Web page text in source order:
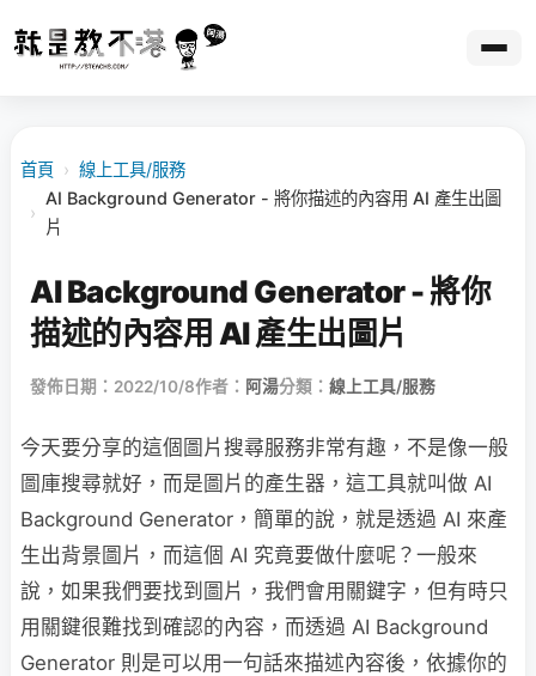
首頁 › 線上工具/服務
›
AI Background Generator - 將你描述的內容用 AI 產生出圖
片
AI Background Generator - 將你
描述的內容用 AI 產生出圖片
發佈日期：2022/10/8作者： 阿湯分類： 線上工具/服務
今天要分享的這個圖片搜尋服務非常有趣，不是像一般
圖庫搜尋就好，而是圖片的產生器，這工具就叫做 AI
Background Generator，簡單的說，就是透過 AI 來產
生出背景圖片，而這個 AI 究竟要做什麼呢？一般來
說，如果我們要找到圖片，我們會用關鍵字，但有時只
用關鍵很難找到確認的內容，而透過 AI Background
Generator 則是可以用一句話來描述內容後，依據你的